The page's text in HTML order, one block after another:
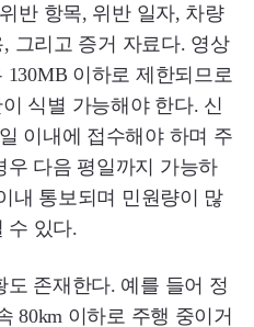
반 항목, 위반 일자, 차량
그리고 증거 자료다. 영상
이하로 제한되므로
식별 가능해야 한다. 신
이내에 접수해야 하며 주
우 다음 평일까지 가능하
내 통보되며 민원량이 많
수 있다.
존재한다. 예를 들어 정
80km 이하로 주행 중이거